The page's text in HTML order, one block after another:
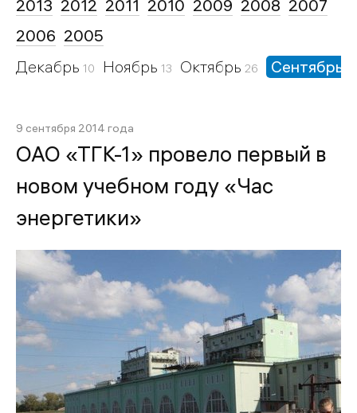
Декабрь 10 Ноябрь 13 Октябрь 26 Сентябрь
2013 2012 2011 2010 2009 2008 2007
2006 2005
9 сентября 2014 года
ОАО «ТГК-1» провело первый в
новом учебном году «Час
энергетики»